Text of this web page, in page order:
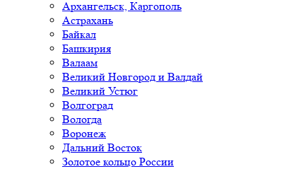
Архангельск, Каргополь
Астрахань
Байкал
Башкирия
Валаам
Великий Новгород и Валдай
Великий Устюг
Волгоград
Вологда
Воронеж
Дальний Восток
Золотое кольцо России